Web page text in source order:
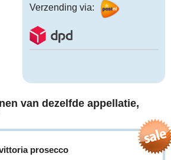
Verzending via:
van dezelfde appellatie,
prosecco